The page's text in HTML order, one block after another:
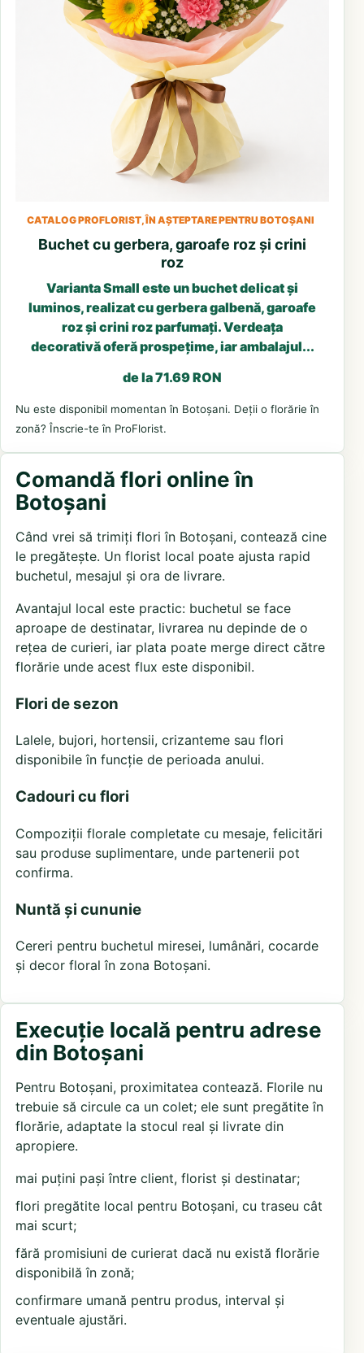
CATALOG PROFLORIST, ÎN AȘTEPTARE PENTRU BOTOȘANI
Buchet cu gerbera, garoafe roz și crini
roz
Varianta Small este un buchet delicat și
luminos, realizat cu gerbera galbenă, garoafe
roz și crini roz parfumați. Verdeața
decorativă oferă prospețime, iar ambalajul...
de la 71.69 RON
Nu este disponibil momentan în Botoșani. Deții o florărie în
zonă? Înscrie-te în ProFlorist.
Comandă flori online în
Botoșani
Când vrei să trimiți flori în Botoșani, contează cine
le pregătește. Un florist local poate ajusta rapid
buchetul, mesajul și ora de livrare.
Avantajul local este practic: buchetul se face
aproape de destinatar, livrarea nu depinde de o
rețea de curieri, iar plata poate merge direct către
florărie unde acest flux este disponibil.
Flori de sezon
Lalele, bujori, hortensii, crizanteme sau flori
disponibile în funcție de perioada anului.
Cadouri cu flori
Compoziții florale completate cu mesaje, felicitări
sau produse suplimentare, unde partenerii pot
confirma.
Nuntă și cununie
Cereri pentru buchetul miresei, lumânări, cocarde
și decor floral în zona Botoșani.
Execuție locală pentru adrese
din Botoșani
Pentru Botoșani, proximitatea contează. Florile nu
trebuie să circule ca un colet; ele sunt pregătite în
florărie, adaptate la stocul real și livrate din
apropiere.
mai puțini pași între client, florist și destinatar;
flori pregătite local pentru Botoșani, cu traseu cât
mai scurt;
fără promisiuni de curierat dacă nu există florărie
disponibilă în zonă;
confirmare umană pentru produs, interval și
eventuale ajustări.